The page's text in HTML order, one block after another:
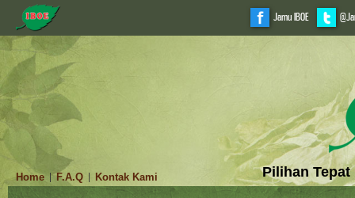
Jamu IBOE
Pilihan Tepat
Home |F.A.Q Kontak Kami